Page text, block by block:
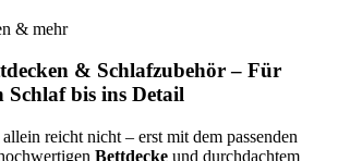
& mehr
& Schlafzubehör – Für
Schlaf bis ins Detail
reicht nicht – erst mit dem passenden
Bettdecke und durchdachtem